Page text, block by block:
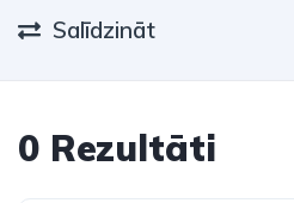
Salīdzināt
0 Rezultāti